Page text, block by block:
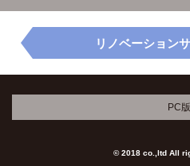
リノベーション
PC版
© 2018 co.,ltd All